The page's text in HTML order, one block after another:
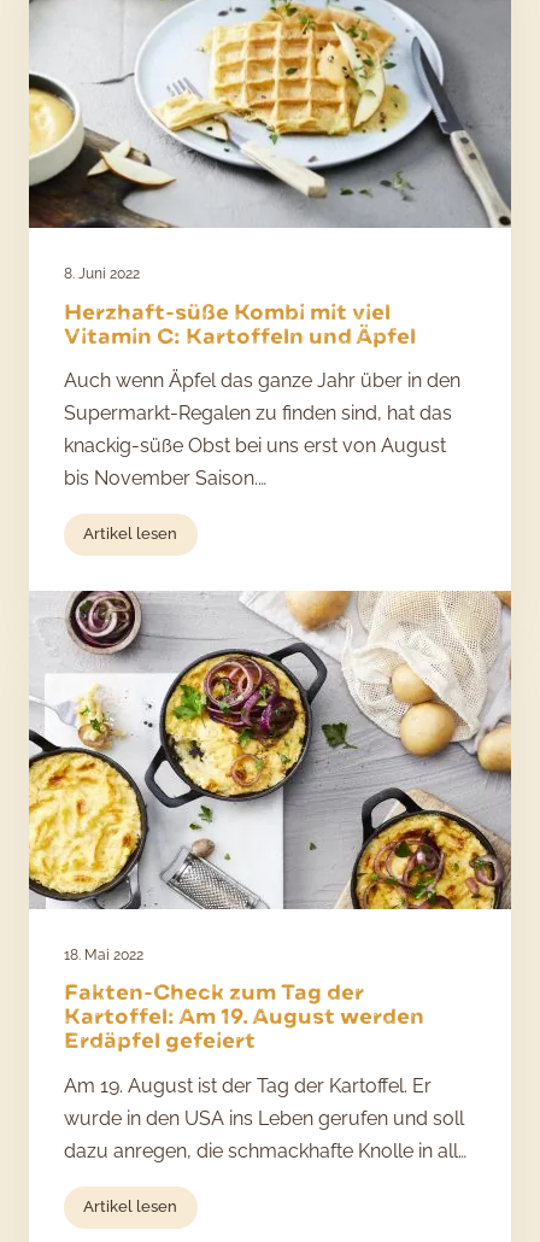
Lebkuchenherzens
8. Juni 2022
Herzhaft-süße Kombi mit viel
Vitamin C: Kartoffeln und Äpfel
Auch wenn Äpfel das ganze Jahr über in den
Supermarkt-Regalen zu finden sind, hat das
knackig-süße Obst bei uns erst von August
bis November Saison.…
Artikel lesen
Herzhaft-
Kombi
mit
viel
Vitamin
C:
Kartoffeln
und
Äpfel
18. Mai 2022
Fakten-Check zum Tag der
Kartoffel: Am 19. August werden
Erdäpfel gefeiert
Am 19. August ist der Tag der Kartoffel. Er
wurde in den USA ins Leben gerufen und soll
dazu anregen, die schmackhafte Knolle in all…
Artikel lesen
Fakten-